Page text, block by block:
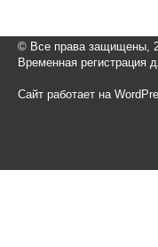
© Все права защищены,
Временная регистрация
Сайт работает на